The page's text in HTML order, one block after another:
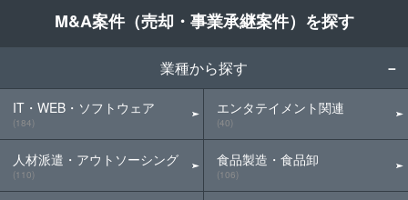
M&A案件（売却・事業承継案件）を探す
業種から探す
IT・WEB・ソフトウェア
(184)
人材派遣・アウトソーシング
(110)
エンタテイメント関連
(40)
食品製造・食品卸
(106)